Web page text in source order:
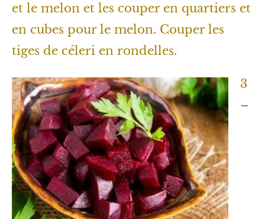
et le melon et les couper en quartiers et
en cubes pour le melon. Couper les
tiges de céleri en rondelles.
3
–